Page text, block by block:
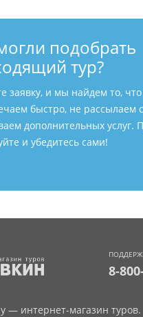
подобрать
тур?
заявку, и мы найдем то,
быстро, не рассылаем
дополнительных услуг.
и убедитесь сами!
8-
— интернет-магазин туров.